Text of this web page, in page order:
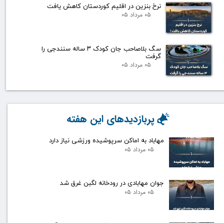
نرخ بنزین در اقلیم کوردستان کاهش یافت
۰۵ مرداد ۰۵
سگ بلاصاحب جان کودک ۳ ساله سنندجی را
گرفت
۰۵ مرداد ۰۵
مهاباد به اماکن سرپوشیده ورزشی نیاز دارد
۰۵ مرداد ۰۵
جوان مهابادی در رودخانه لگبن غرق شد
۰۵ مرداد ۰۵
پربازدیدهای این هفته